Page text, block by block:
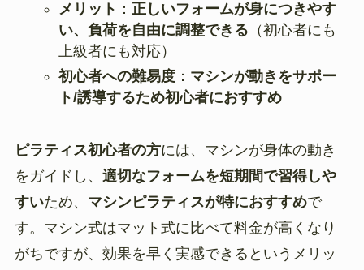
メリット ： 正しいフォームが身につきやす
い、負荷を自由に調整できる （初心者にも
上級者にも対応）
初心者への難易度： マシンが動きをサポー
ト/誘導するため初心者におすすめ
ピラティス初心者の方には、マシンが身体の動き
をガイドし、 適切なフォームを短期間で習得しや
すいため、 マシンピラティスが特におすすめで
す。マシン式はマット式に比べて料金が高くなり
がちですが、効果を早く実感できるというメリッ